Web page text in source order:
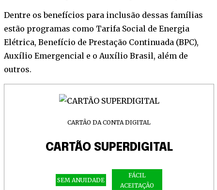
Dentre os benefícios para inclusão dessas famílias
estão programas como Tarifa Social de Energia
Elétrica, Benefício de Prestação Continuada (BPC),
Auxílio Emergencial e o Auxílio Brasil, além de
outros.
CARTÃO DA CONTA DIGITAL
CARTÃO SUPERDIGITAL
SEM ANUIDADE
FÁCIL
ACEITAÇÃO